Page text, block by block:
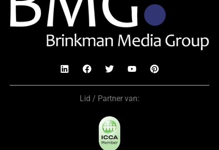
Lid / Partner van: